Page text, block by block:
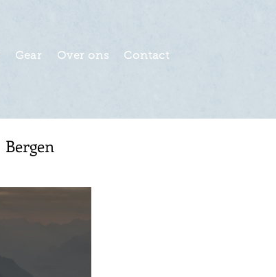
Gear Over ons Contact
Bergen
Toplijsten